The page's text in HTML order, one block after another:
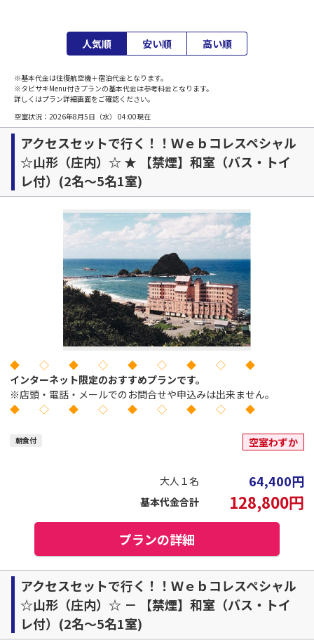
人気順 安い順 高い順
※基本代金は往復航空機＋宿泊代金となります。
※タビサキMenu付きプランの基本代金は参考料金となります。
詳しくはプラン詳細画面をご確認ください。
空室状況： 2026年8月5日（水） 04:00現在
アクセスセットで行く！！Ｗｅｂコレスペシャル
☆山形（庄内）☆ ★ 【禁煙】和室（バス・トイ
レ付）(2名～5名1室)
◆ ◇ ◆ ◇ ◆ ◇ ◆ ◇ ◆
インターネット限定のおすすめプランです。
※店頭・電話・メールでのお問合せや申込みは出来ません。
◆ ◇ ◆ ◇ ◆ ◇ ◆ ◇ ◆
朝食付 空室わずか
大人１名 64,400円
基本代金合計 128,800円
プランの詳細
アクセスセットで行く！！Ｗｅｂコレスペシャル
☆山形（庄内）☆ － 【禁煙】和室（バス・トイ
レ付）(2名～5名1室)